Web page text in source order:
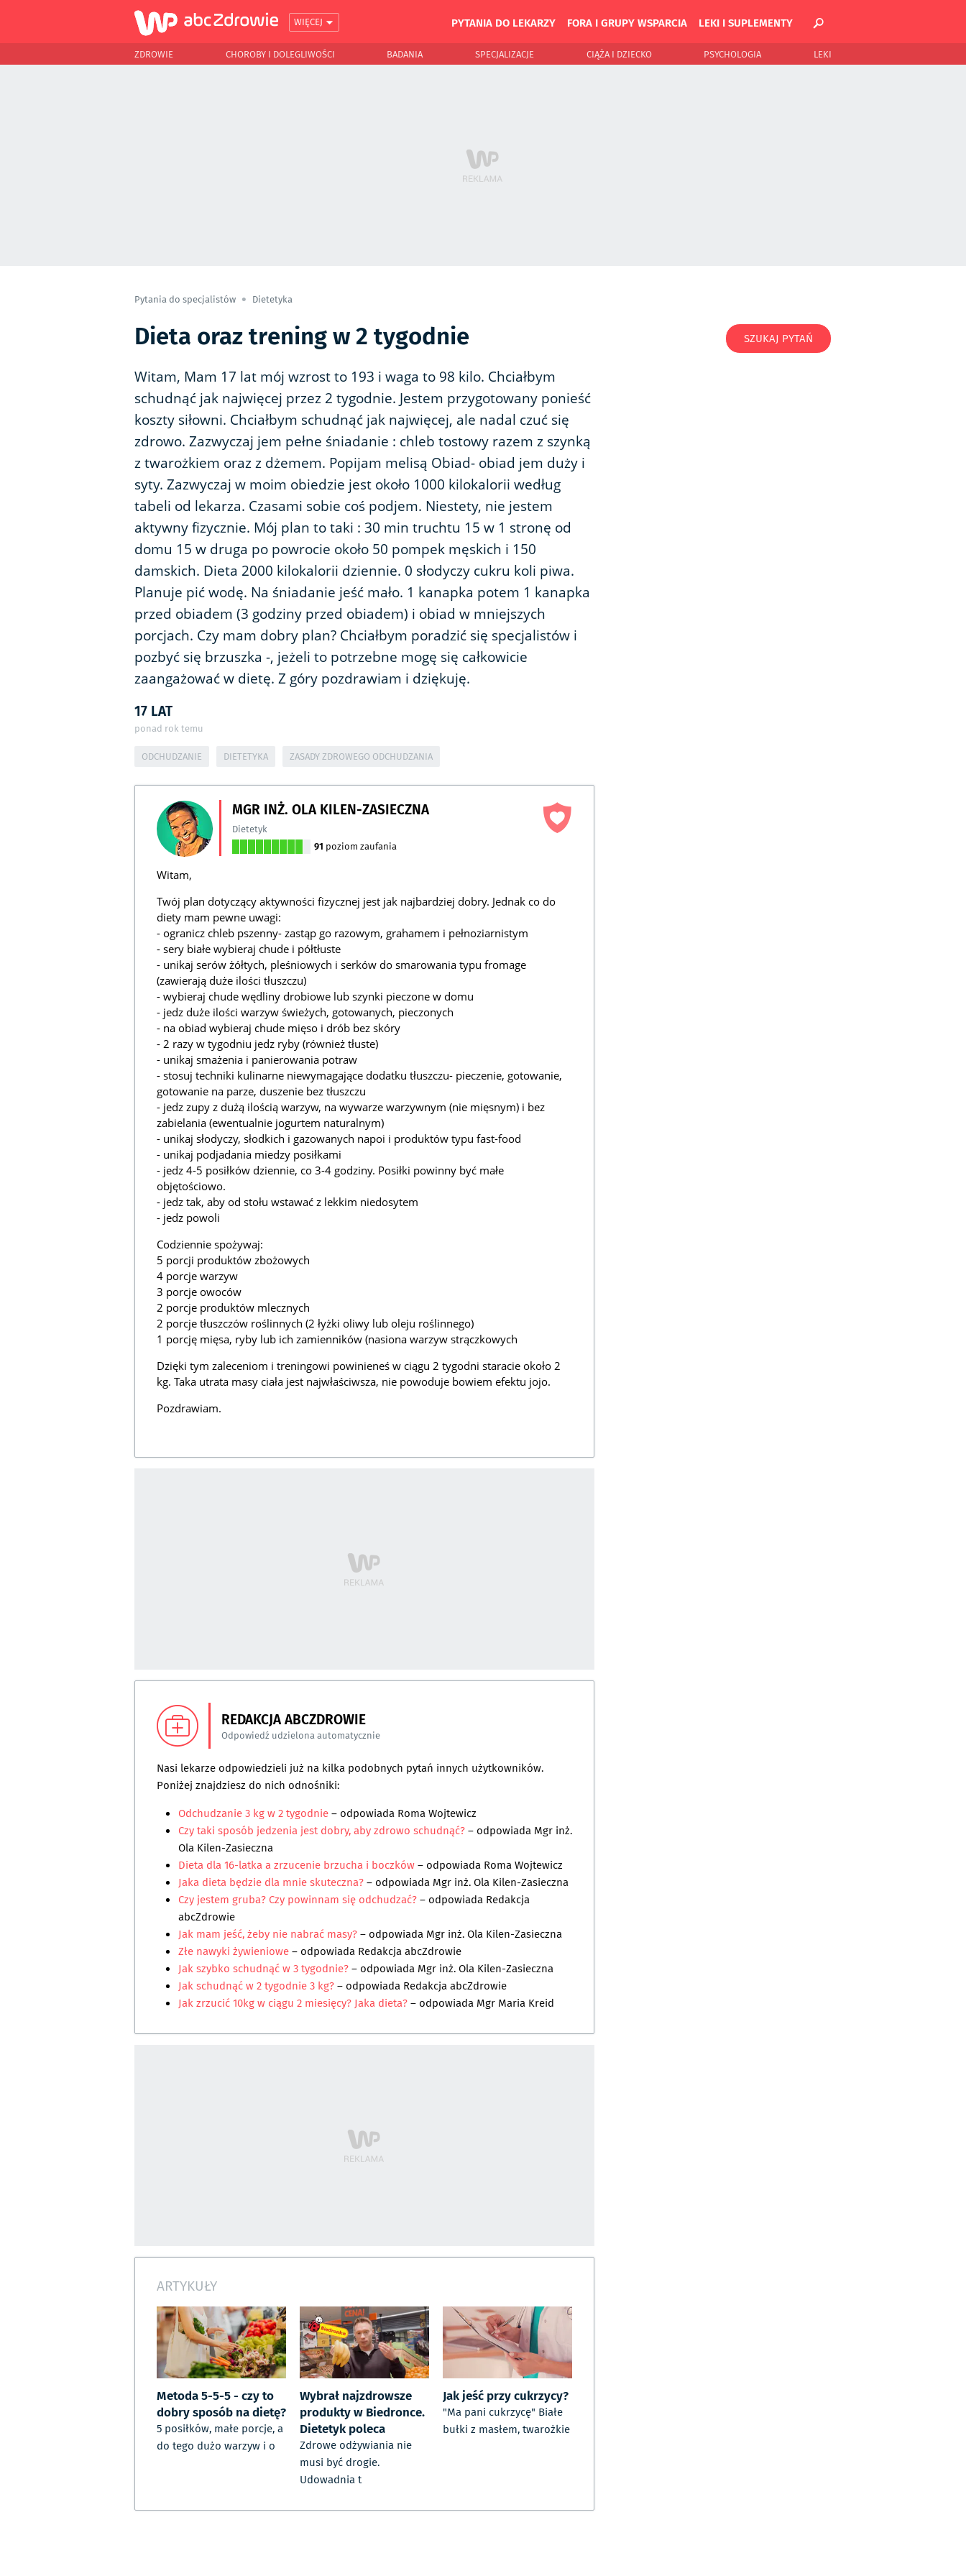
WIĘCEJ PYTANIA DO LEKARZY FORA I GRUPY WSPARCIA LEKI I SUPLEMENTY
ZDROWIE CHOROBY I DOLEGLIWOŚCI BADANIA SPECJALIZACJE CIĄŻA I DZIECKO PSYCHOLOGIA LEKI
Pytania do specjalistów Dietetyka
Dieta oraz trening w 2 tygodnie
Witam, Mam 17 lat mój wzrost to 193 i waga to 98 kilo. Chciałbym
schudnąć jak najwięcej przez 2 tygodnie. Jestem przygotowany ponieść
koszty siłowni. Chciałbym schudnąć jak najwięcej, ale nadal czuć się
zdrowo. Zazwyczaj jem pełne śniadanie : chleb tostowy razem z szynką
z twarożkiem oraz z dżemem. Popijam melisą Obiad- obiad jem duży i
syty. Zazwyczaj w moim obiedzie jest około 1000 kilokalorii według
tabeli od lekarza. Czasami sobie coś podjem. Niestety, nie jestem
aktywny fizycznie. Mój plan to taki : 30 min truchtu 15 w 1 stronę od
domu 15 w druga po powrocie około 50 pompek męskich i 150
damskich. Dieta 2000 kilokalorii dziennie. 0 słodyczy cukru koli piwa.
Planuje pić wodę. Na śniadanie jeść mało. 1 kanapka potem 1 kanapka
przed obiadem (3 godziny przed obiadem) i obiad w mniejszych
porcjach. Czy mam dobry plan? Chciałbym poradzić się specjalistów i
pozbyć się brzuszka -, jeżeli to potrzebne mogę się całkowicie
zaangażować w dietę. Z góry pozdrawiam i dziękuję.
17 LAT
ponad rok temu
ODCHUDZANIE DIETETYKA ZASADY ZDROWEGO ODCHUDZANIA
MGR INŻ. OLA KILEN-ZASIECZNA
Dietetyk
91 poziom zaufania
Witam,
Twój plan dotyczący aktywności fizycznej jest jak najbardziej dobry. Jednak co do
diety mam pewne uwagi:
- ogranicz chleb pszenny- zastąp go razowym, grahamem i pełnoziarnistym
- sery białe wybieraj chude i półtłuste
- unikaj serów żółtych, pleśniowych i serków do smarowania typu fromage
(zawierają duże ilości tłuszczu)
- wybieraj chude wędliny drobiowe lub szynki pieczone w domu
- jedz duże ilości warzyw świeżych, gotowanych, pieczonych
- na obiad wybieraj chude mięso i drób bez skóry
- 2 razy w tygodniu jedz ryby (również tłuste)
- unikaj smażenia i panierowania potraw
- stosuj techniki kulinarne niewymagające dodatku tłuszczu- pieczenie, gotowanie,
gotowanie na parze, duszenie bez tłuszczu
- jedz zupy z dużą ilością warzyw, na wywarze warzywnym (nie mięsnym) i bez
zabielania (ewentualnie jogurtem naturalnym)
- unikaj słodyczy, słodkich i gazowanych napoi i produktów typu fast-food
- unikaj podjadania miedzy posiłkami
- jedz 4-5 posiłków dziennie, co 3-4 godziny. Posiłki powinny być małe
objętościowo.
- jedz tak, aby od stołu wstawać z lekkim niedosytem
- jedz powoli
Codziennie spożywaj:
5 porcji produktów zbożowych
4 porcje warzyw
3 porcje owoców
2 porcje produktów mlecznych
2 porcje tłuszczów roślinnych (2 łyżki oliwy lub oleju roślinnego)
1 porcję mięsa, ryby lub ich zamienników (nasiona warzyw strączkowych
Dzięki tym zaleceniom i treningowi powinieneś w ciągu 2 tygodni staracie około 2
kg. Taka utrata masy ciała jest najwłaściwsza, nie powoduje bowiem efektu jojo.
Pozdrawiam.
REDAKCJA ABCZDROWIE
Odpowiedź udzielona automatycznie
Nasi lekarze odpowiedzieli już na kilka podobnych pytań innych użytkowników.
Poniżej znajdziesz do nich odnośniki:
Odchudzanie 3 kg w 2 tygodnie– odpowiada Roma Wojtewicz
Czy taki sposób jedzenia jest dobry, aby zdrowo schudnąć?– odpowiada Mgr inż.
Ola Kilen-Zasieczna
Dieta dla 16-latka a zrzucenie brzucha i boczków– odpowiada Roma Wojtewicz
Jaka dieta będzie dla mnie skuteczna?– odpowiada Mgr inż. Ola Kilen-Zasieczna
Czy jestem gruba? Czy powinnam się odchudzać?– odpowiada Redakcja
abcZdrowie
Jak mam jeść, żeby nie nabrać masy?– odpowiada Mgr inż. Ola Kilen-Zasieczna
Złe nawyki żywieniowe– odpowiada Redakcja abcZdrowie
Jak szybko schudnąć w 3 tygodnie?– odpowiada Mgr inż. Ola Kilen-Zasieczna
Jak schudnąć w 2 tygodnie 3 kg?– odpowiada Redakcja abcZdrowie
Jak zrzucić 10kg w ciągu 2 miesięcy? Jaka dieta?– odpowiada Mgr Maria Kreid
ARTYKUŁY
Metoda 5-5-5 - czy to
dobry sposób na dietę?
5 posiłków, małe porcje, a
do tego dużo warzyw i o
Wybrał najzdrowsze
produkty w Biedronce.
Dietetyk poleca
Zdrowe odżywiania nie
musi być drogie.
Udowadnia t
Jak jeść przy cukrzycy?
"Ma pani cukrzycę" Białe
bułki z masłem, twarożkie
SZUKAJ PYTAŃ